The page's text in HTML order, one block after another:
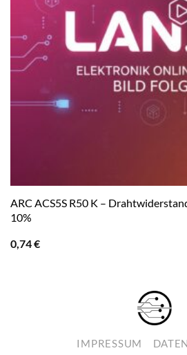
ARC ACS5S R50 K –
10%
0,74€
IMPRESSUM